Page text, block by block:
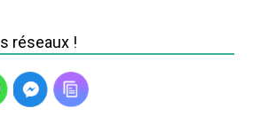
réseaux !